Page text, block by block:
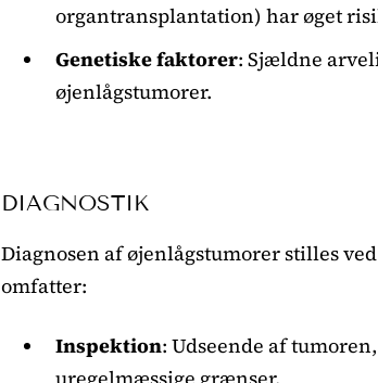
organtransplantation) har øget
Genetiske faktorer: Sjældne
øjenlågstumorer.
DIAGNOSTIK
Diagnosen af øjenlågstumorer stilles
omfatter:
Inspektion: Udseende af